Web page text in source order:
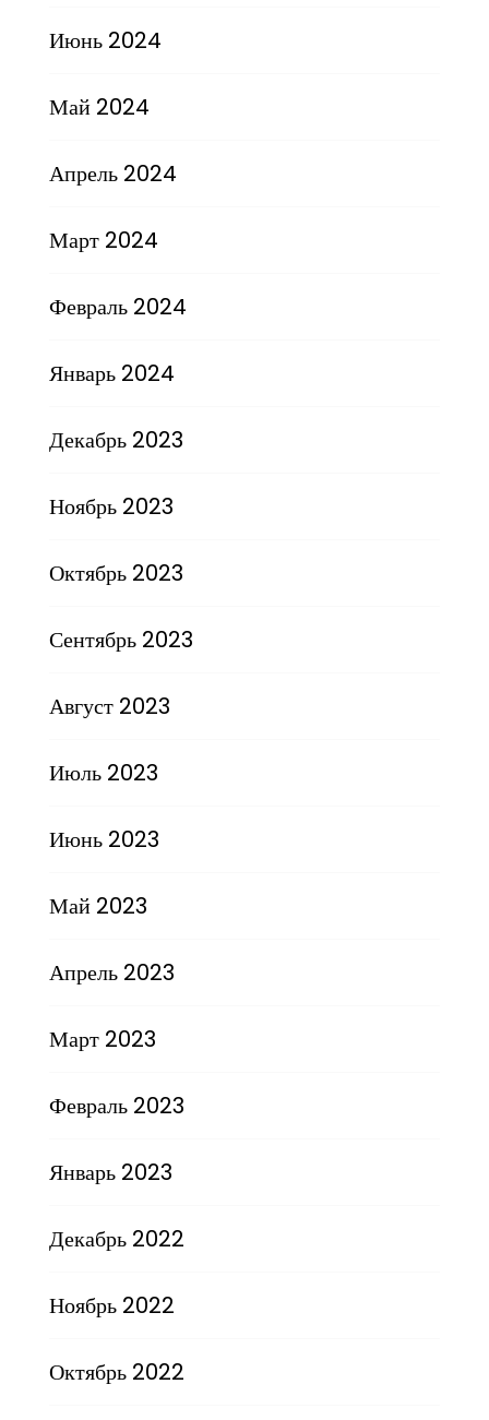
Июнь 2024
Май 2024
Апрель 2024
Март 2024
Февраль 2024
Январь 2024
Декабрь 2023
Ноябрь 2023
Октябрь 2023
Сентябрь 2023
Август 2023
Июль 2023
Июнь 2023
Май 2023
Апрель 2023
Март 2023
Февраль 2023
Январь 2023
Декабрь 2022
Ноябрь 2022
Октябрь 2022